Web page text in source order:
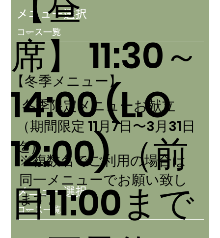
メニュー選択
【冬季メニュー】
冬季限定メニューお献立
（期間限定 11月7日〜3月31日
迄）
※複数名でご利用の場合は
同一メニューでお願い致し
ます。
メニュー選択
席】 11:30～
14:00 (L.O
12:00)（前
日11:00まで